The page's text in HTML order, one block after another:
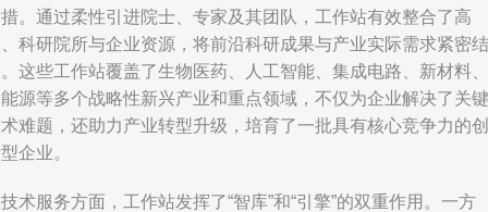
。通过柔性引进院士、专家及其团队，工作站有效整合了高
科研院所与企业资源，将前沿科研成果与产业实际需求紧密结
这些工作站覆盖了生物医药、人工智能、集成电路、新材料、
源等多个战略性新兴产业和重点领域，不仅为企业解决了关键
难题，还助力产业转型升级，培育了一批具有核心竞争力的创
企业。
术服务方面，工作站发挥了“智库”和“引擎”的双重作用。一方